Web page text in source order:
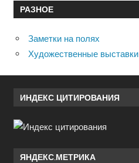
РАЗНОЕ
Заметки на полях
Художественные выставки
ИНДЕКС ЦИТИРОВАНИЯ
ЯНДЕКС.МЕТРИКА